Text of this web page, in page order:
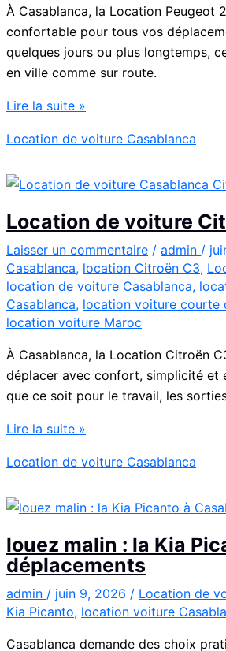
À Casablanca, la Location Peugeot
confortable pour tous vos
quelques jours ou plus longtemps,
en ville comme sur route.
Location
208
Diesel
Casablanca
:
Louer
Facilement
Lire la suite »
Location de voiture Casablanca
Location de voiture
Laisser un commentaire / admin /
Casablanca, location Citroën C3,
location de voiture Casablanca,
Casablanca, location voiture courte
location voiture Maroc
À Casablanca, la Location Citroën
déplacer avec confort, simplicité et
que ce soit pour le travail, les
Location
voiture
C3
Casablanca
Lire la suite »
Location de voiture Casablanca
louez malin : la Kia
déplacements
admin / juin 9, 2026 / Location de
Kia Picanto, location voiture
Casablanca demande des choix